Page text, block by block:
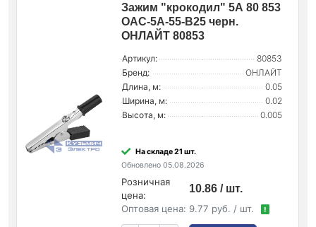
Зажим "крокодил" 5А 80 853
OAC-5A-55-B25 черн.
ОНЛАЙТ 80853
Артикул:
80853
Бренд:
ОНЛАЙТ
Длина, м:
0.05
Ширина, м:
0.02
Высота, м:
0.005
На складе 21 шт.
Обновлено 05.08.2026
Розничная
цена:
10.86 / шт.
Оптовая цена: 9.77 руб. / шт. !